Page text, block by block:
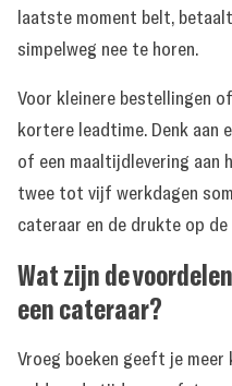
laatste moment belt,
simpelweg nee te horen.
Voor kleinere bestellingen
kortere leadtime. Denk aan
of een maaltijdlevering aan
twee tot vijf werkdagen
cateraar en de drukte op
Wat zijn de
een cateraar?
Vroeg boeken geeft je meer